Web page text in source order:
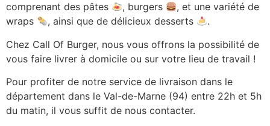
comprenant des pâtes
, burgers
, et une variété de
wraps
, ainsi que de délicieux desserts
.
Chez Call Of Burger, nous vous offrons la possibilité de
vous faire livrer à domicile ou sur votre lieu de travail !
Pour profiter de notre service de livraison dans le
département dans le Val-de-Marne (94) entre 22h et 5h
du matin, il vous suffit de nous contacter.